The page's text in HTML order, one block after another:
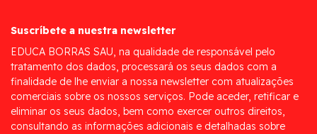
Suscríbete a nuestra newsletter
EDUCA BORRAS SAU, na qualidade de responsável pelo
tratamento dos dados, processará os seus dados com a
finalidade de lhe enviar a nossa newsletter com atualizações
comerciais sobre os nossos serviços. Pode aceder, retificar e
eliminar os seus dados, bem como exercer outros direitos,
consultando as informações adicionais e detalhadas sobre